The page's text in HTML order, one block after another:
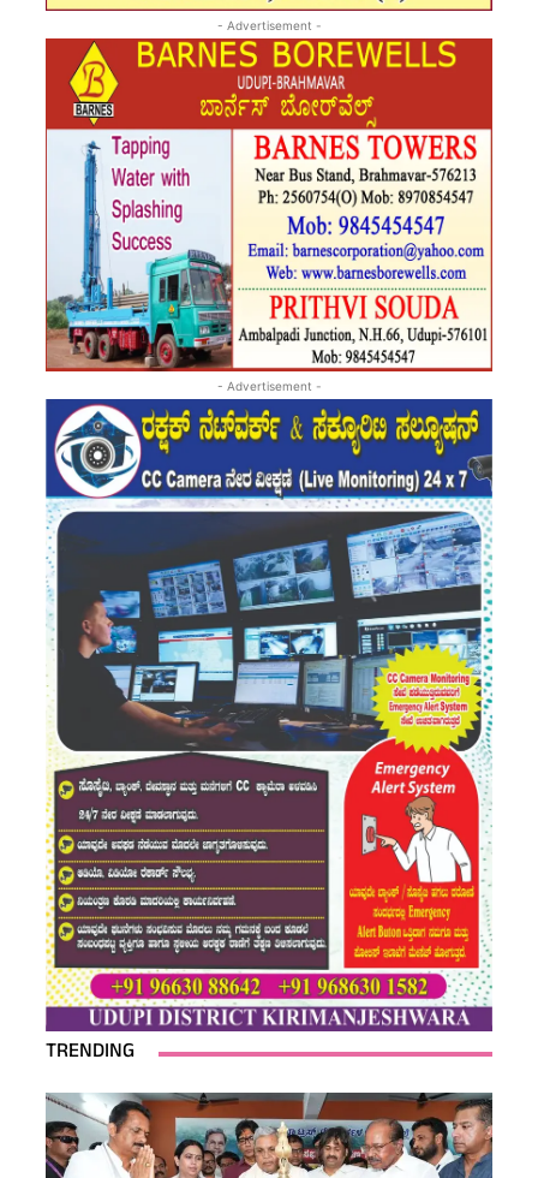
- Advertisement -
- Advertisement -
TRENDING